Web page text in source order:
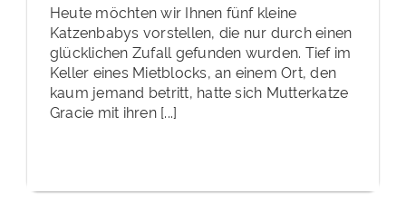
Heute möchten wir Ihnen fünf kleine
Katzenbabys vorstellen, die nur durch einen
glücklichen Zufall gefunden wurden. Tief im
Keller eines Mietblocks, an einem Ort, den
kaum jemand betritt, hatte sich Mutterkatze
Gracie mit ihren [...]